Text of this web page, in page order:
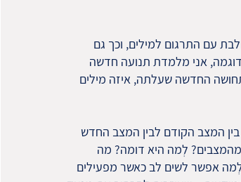
עם התרגום למילים, וכך גם
אני מלמדת תנועה חדשה
החדשה שעלתה, איזה מילים
המצב הקודם לבין המצב החדש
לְמה היא דומה? מה
אפשר לשים לב כאשר מפעילים